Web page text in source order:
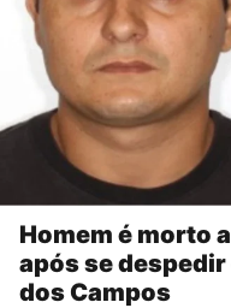
Homem é morto
após se despedir
dos Campos